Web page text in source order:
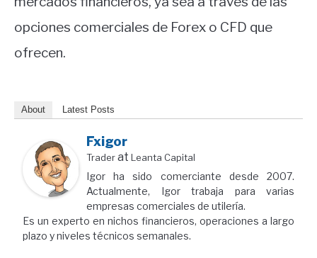
opciones comerciales de Forex o CFD que
ofrecen.
About Latest Posts
Fxigor
Traderat Leanta Capital
Igor ha sido comerciante desde 2007.
Actualmente, Igor trabaja para varias
empresas comerciales de utilería.
Es un experto en nichos financieros, operaciones a largo
plazo y niveles técnicos semanales.